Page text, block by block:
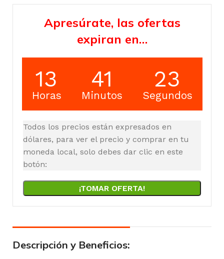
Apresúrate, las ofertas
expiran en…
13
Horas
41
Minutos
22
Segundos
Todos los precios están expresados en
dólares, para ver el precio y comprar en tu
moneda local, solo debes dar clic en este
botón:
¡TOMAR OFERTA!
Descripción y Beneficios: